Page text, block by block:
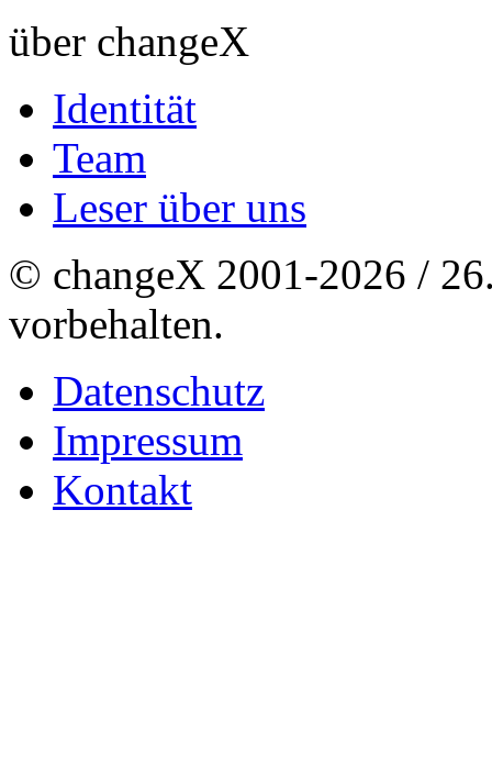
über changeX
Identität
Team
Leser über uns
© changeX 2001-2026 /
vorbehalten.
Datenschutz
Impressum
Kontakt